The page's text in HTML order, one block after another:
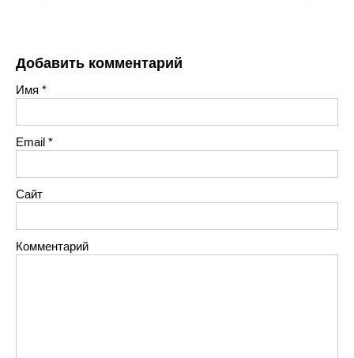
Добавить комментарий
Имя *
Email *
Сайт
Комментарий